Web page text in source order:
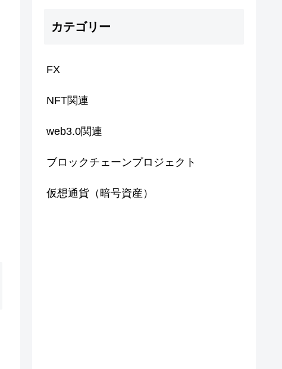
カテゴリー
FX
NFT関連
web3.0関連
ブロックチェーンプロジェクト
仮想通貨（暗号資産）